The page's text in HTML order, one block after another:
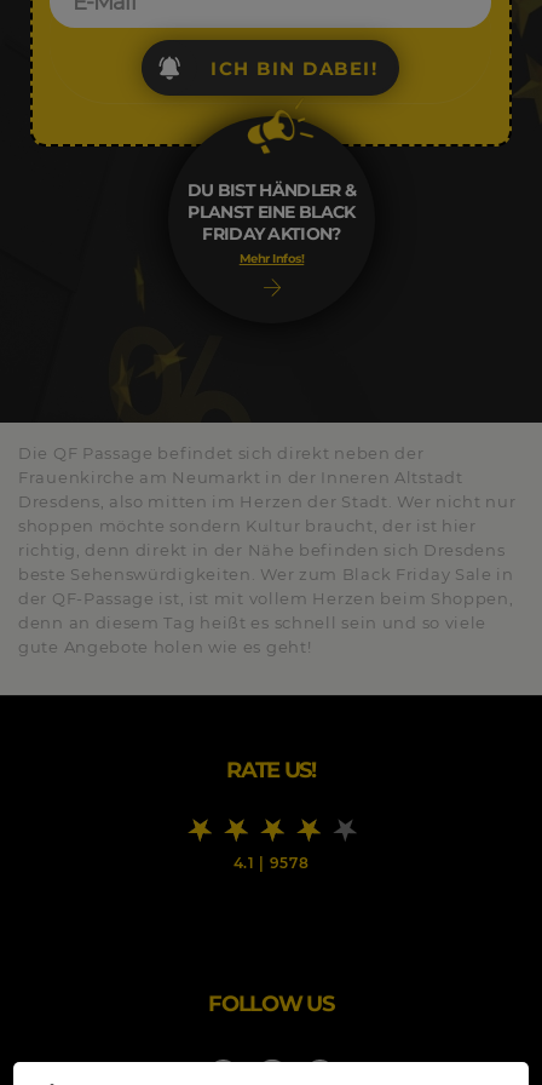
DU BIST HÄNDLER &
PLANST EINE BLACK
FRIDAY AKTION?
Mehr Infos!
ICH BIN DABEI!
Die QF Passage befindet sich direkt neben der
Frauenkirche am Neumarkt in der Inneren Altstadt
Dresdens, also mitten im Herzen der Stadt. Wer nicht nur
shoppen möchte sondern Kultur braucht, der ist hier
richtig, denn direkt in der Nähe befinden sich Dresdens
beste Sehenswürdigkeiten. Wer zum Black Friday Sale in
der QF-Passage ist, ist mit vollem Herzen beim Shoppen,
denn an diesem Tag heißt es schnell sein und so viele
gute Angebote holen wie es geht!
RATE US!
4.1 | 9578
FOLLOW US